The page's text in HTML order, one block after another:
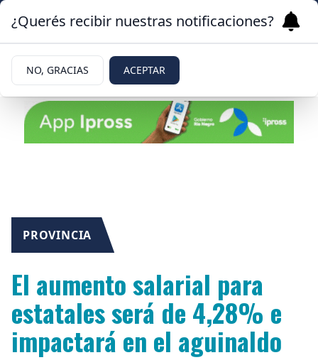
PROVINCIA
El aumento salarial para
estatales será de 4,28% e
impactará en el aguinaldo
¿Querés recibir nuestras notificaciones?
NO, GRACIAS ACEPTAR